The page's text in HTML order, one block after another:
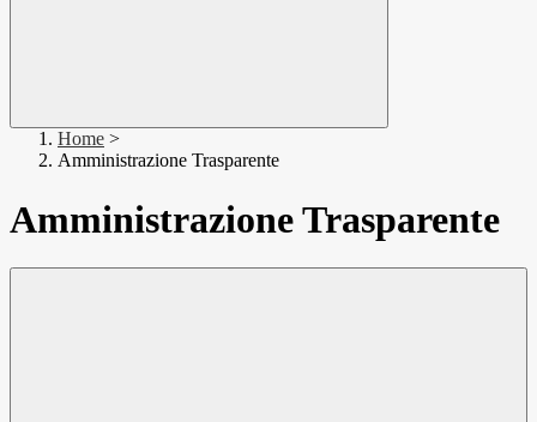
Home >
Amministrazione Trasparente
Amministrazione Trasparente